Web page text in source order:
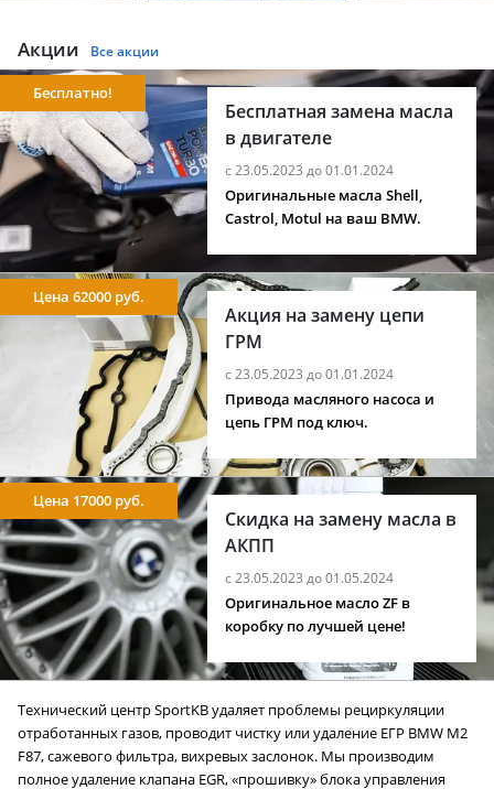
Акции Все акции
Бесплатная замена масла
в двигателе
с 23.05.2023 до 01.01.2024
Бесплатно!
Оригинальные масла Shell,
Castrol, Motul на ваш BMW.
Акция на замену цепи
ГРМ
с 23.05.2023 до 01.01.2024
Цена 62000 руб.
Привода масляного насоса и
цепь ГРМ под ключ.
Скидка на замену масла в
АКПП
с 23.05.2023 до 01.05.2024
Цена 17000 руб.
Оригинальное масло ZF в
коробку по лучшей цене!
Технический центр SportKB удаляет проблемы рециркуляции
отработанных газов, проводит чистку или удаление ЕГР BMW M2
F87, сажевого фильтра, вихревых заслонок. Мы производим
полное удаление клапана EGR, «прошивку» блока управления